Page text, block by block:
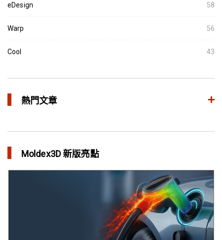
eDesign 58
Warp 56
Cool 43
熱門文章
異型水路可行性驗證 縮短USB外殼生產週期
Moldex3D 新版亮點